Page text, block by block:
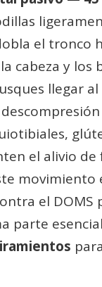
el tronco
cabeza y los
llegar al
el alivio de
el DOMS
parte